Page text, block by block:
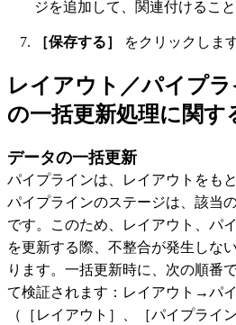
ジを追加して、関連付けること
［保存する］ をクリックします
レイアウト／パイプ
の一括更新処理に関す
データの一括更新
パイプラインは、レイアウトをも
パイプラインのステージは、該当
です。このため、レイアウト、パ
を更新する際、不整合が発生しな
ります。一括更新時に、次の順番
て検証されます：レイアウト→パ
（［レイアウト］、［パイプライ